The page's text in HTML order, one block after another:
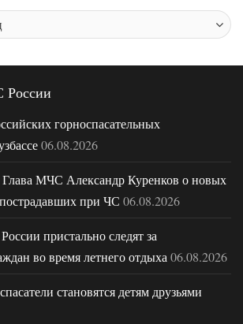
горноспасательных
06.08.2026
Глава МЧС Александр Куренков о новых
при ЧС 06.08.2026
пристально следят за
во время летнего отдыха 06.08.2026
становятся детям друзьями